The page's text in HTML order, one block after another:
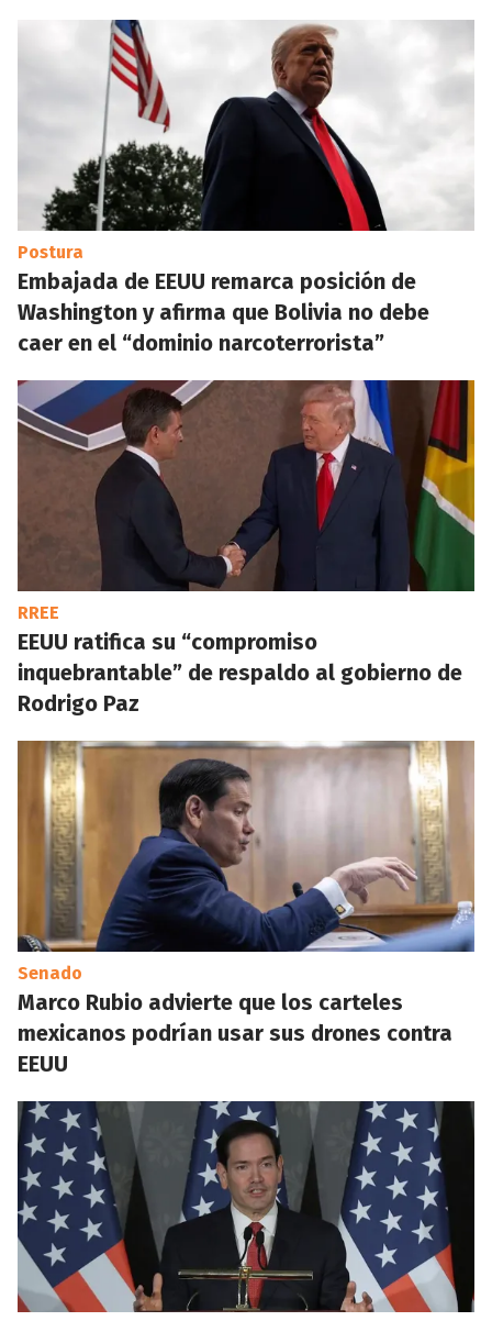
Postura
Embajada de EEUU remarca posición de
Washington y afirma que Bolivia no debe
caer en el “dominio narcoterrorista”
RREE
EEUU ratifica su “compromiso
inquebrantable” de respaldo al gobierno de
Rodrigo Paz
Senado
Marco Rubio advierte que los carteles
mexicanos podrían usar sus drones contra
EEUU